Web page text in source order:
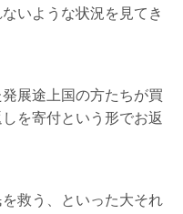
いような状況を見てき
展途上国の方たちが買
を寄付という形でお返
救う、といった大それ